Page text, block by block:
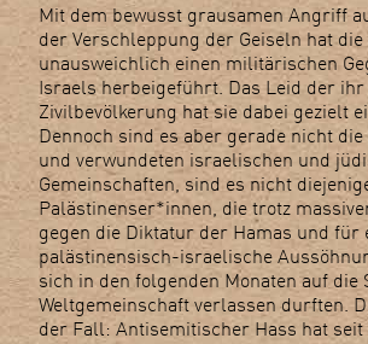
Mit dem bewusst grausamen Angriff
der Verschleppung der Geiseln hat die
unausweichlich einen militärischen
Israels herbeigeführt. Das Leid der
Zivilbevölkerung hat sie dabei gezielt
Dennoch sind es aber gerade nicht
und verwundeten israelischen und
Gemeinschaften, sind es nicht
Palästinenser*innen, die trotz
gegen die Diktatur der Hamas und für
palästinensisch-israelische
sich in den folgenden Monaten auf die
Weltgemeinschaft verlassen durften.
der Fall: Antisemitischer Hass hat seit